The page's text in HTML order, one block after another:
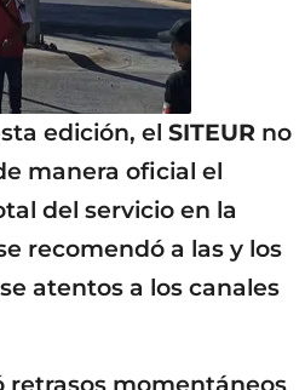
edición, el SITEUR no
manera oficial el
del servicio en la
recomendó a las y los
atentos a los canales